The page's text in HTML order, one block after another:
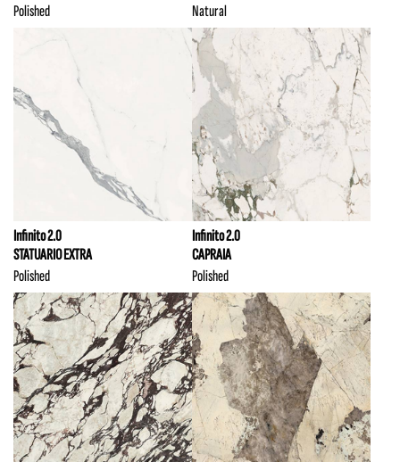
Polished
Natural
Infinito 2.0
STATUARIO EXTRA
Polished
Infinito 2.0
CAPRAIA
Polished